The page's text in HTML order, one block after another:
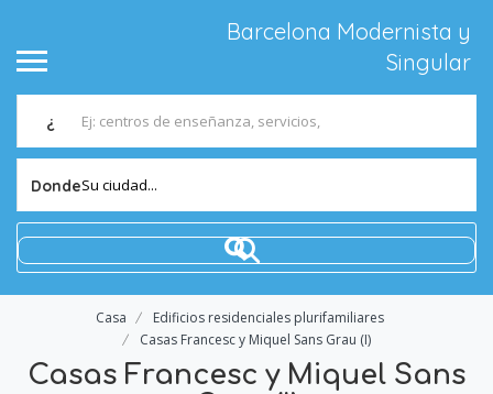
Barcelona Modernista y
Singular
¿
DondeSu ciudad...
Casa
Edificios residenciales plurifamiliares
Casas Francesc y Miquel Sans Grau (I)
Casas Francesc y Miquel Sans